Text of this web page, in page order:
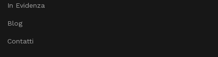
In Evidenza
Blog
Contatti